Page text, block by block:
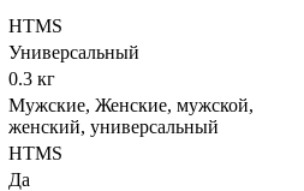
HTMS
Универсальный
0.3 кг
Мужские, Женские, мужской,
женский, универсальный
HTMS
Да